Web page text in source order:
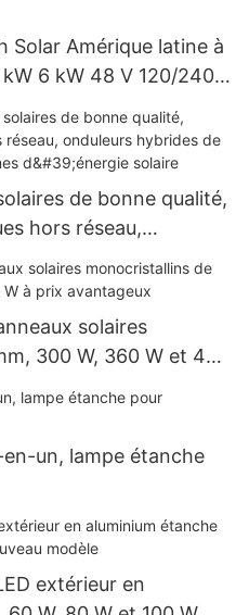
Solar Amérique latine à
6 kW 48 V 120/240
hors réseau
de bonne qualité,
hors réseau,
kW et 10,2 kW pour
solaires
300 W, 360 W et 400
un, lampe étanche
extérieur en